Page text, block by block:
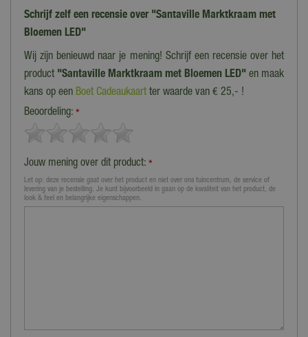
Schrijf zelf een recensie over "Santaville Marktkraam met
Bloemen LED"
Wij zijn benieuwd naar je mening! Schrijf een recensie over het
product "Santaville Marktkraam met Bloemen LED" en maak
kans op een Boet Cadeaukaart ter waarde van € 25,- !
Beoordeling: *
Jouw mening over dit product: *
Let op: deze recensie gaat over het product en niet over ons tuincentrum, de service of
levering van je bestelling. Je kunt bijvoorbeeld in gaan op de kwaliteit van het product, de
look & feel en belangrijke eigenschappen.